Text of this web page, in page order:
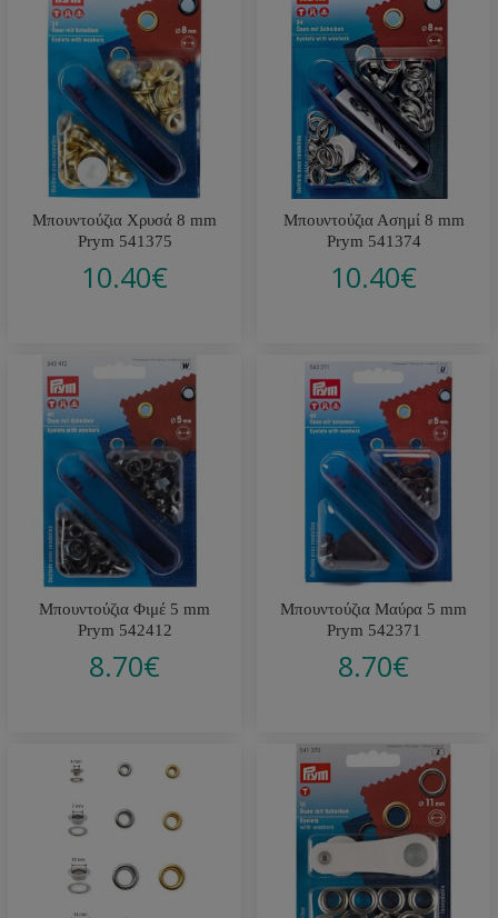
Μπουντούζια Χρυσά 8 mm
Prym 541375
10.40€
Μπουντούζια Ασημί 8 mm
Prym 541374
10.40€
Μπουντούζια Φιμέ 5 mm
Prym 542412
8.70€
Μπουντούζια Μαύρα 5 mm
Prym 542371
8.70€